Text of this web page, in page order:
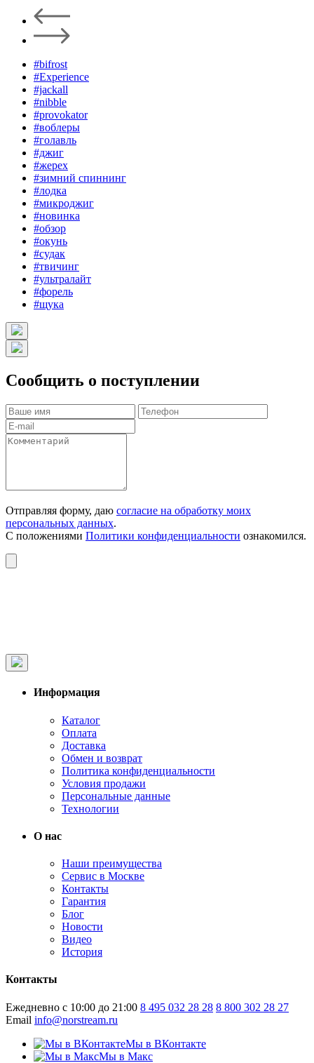
#bifrost
#Experience
#jackall
#nibble
#provokator
#воблеры
#голавль
#джиг
#жерех
#зимний спиннинг
#лодка
#микроджиг
#новинка
#обзор
#окунь
#судак
#твичинг
#ультралайт
#форель
#щука
Сообщить о поступлении
Отправляя форму, даю согласие на обработку моих
персональных данных.
С положениями Политики конфиденциальности ознакомился.
Информация
Каталог
Оплата
Доставка
Обмен и возврат
Политика конфиденциальности
Условия продажи
Персональные данные
Технологии
О нас
Наши преимущества
Сервис в Москве
Контакты
Гарантия
Блог
Новости
Видео
История
Контакты
Ежедневно с 10:00 до 21:00 8 495 032 28 28 8 800 302 28 27
Email info@norstream.ru
Мы в ВКонтакте
Мы в Макс